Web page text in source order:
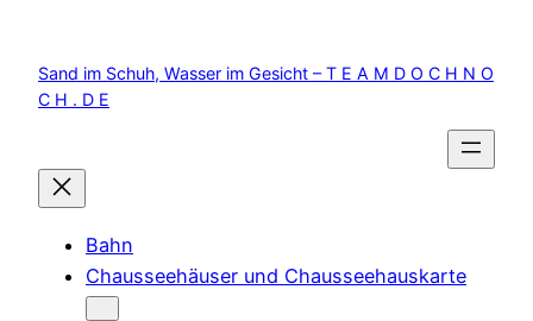
springen
Sand im Schuh, Wasser im Gesicht – T E A M D O C H N O
C H . D E
Bahn
Chausseehäuser und Chausseehauskarte